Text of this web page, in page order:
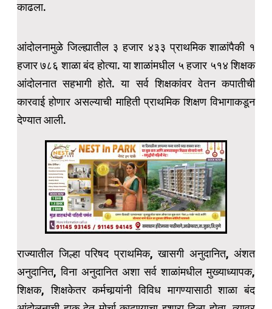
काढला.
आंदोलनामुळे जिल्ह्यातील ३ हजार ४३३ प्राथमिक शाळांपैकी १
हजार ७८६ शाळा बंद होत्या. या शाळांमधील ५ हजार ५१४ शिक्षक
आंदोलनात सहभागी होते. या सर्व शिक्षकांवर वेतन कपातीची
कारवाई होणार असल्याची माहिती प्राथमिक शिक्षण विभागाकडून
देण्यात आली.
राज्यातील जिल्हा परिषद प्राथमिक, खासगी अनुदानित, अंशत
अनुदानित, विना अनुदानित अशा सर्व शाळांमधील मुख्याध्यापक,
शिक्षक, शिक्षकेतर कर्मचार्‍यांनी विविध मागण्यासाठी शाळा बंद